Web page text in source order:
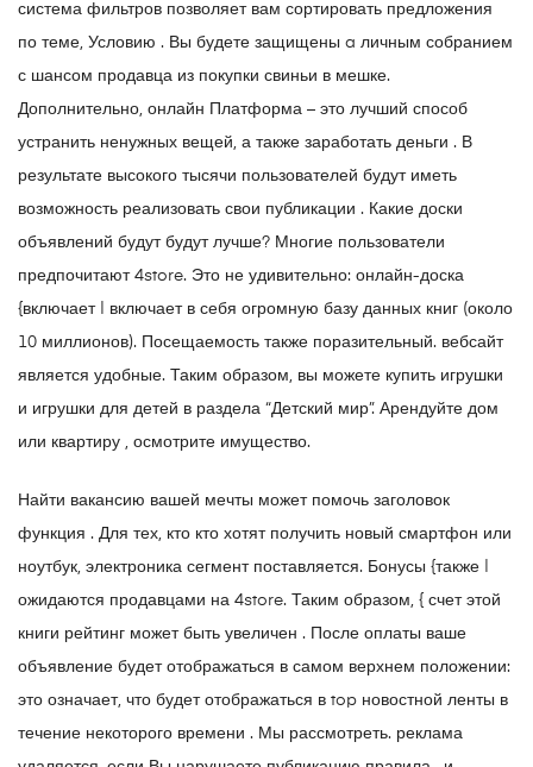
система фильтров позволяет вам сортировать предложения
по теме, Условию . Вы будете защищены a личным собранием
с шансом продавца из покупки свиньи в мешке.
Дополнительно, онлайн Платформа – это лучший способ
устранить ненужных вещей, а также заработать деньги . В
результате высокого тысячи пользователей будут иметь
возможность реализовать свои публикации . Какие доски
объявлений будут будут лучше? Многие пользователи
предпочитают 4store. Это не удивительно: онлайн-доска
{включает | включает в себя огромную базу данных книг (около
10 миллионов). Посещаемость также поразительный. вебсайт
является удобные. Таким образом, вы можете купить игрушки
и игрушки для детей в раздела “Детский мир”. Арендуйте дом
или квартиру , осмотрите имущество.
Найти вакансию вашей мечты может помочь заголовок
функция . Для тех, кто кто хотят получить новый смартфон или
ноутбук, электроника сегмент поставляется. Бонусы {также |
ожидаются продавцами на 4store. Таким образом, { счет этой
книги рейтинг может быть увеличен . После оплаты ваше
объявление будет отображаться в самом верхнем положении:
это означает, что будет отображаться в top новостной ленты в
течение некоторого времени . Мы рассмотреть. реклама